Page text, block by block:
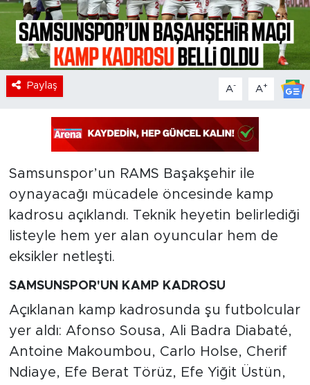
Paylaş A- A+
Samsunspor’un RAMS Başakşehir ile
oynayacağı mücadele öncesinde kamp
kadrosu açıklandı. Teknik heyetin belirlediği
listeyle hem yer alan oyuncular hem de
eksikler netleşti.
SAMSUNSPOR'UN KAMP KADROSU
Açıklanan kamp kadrosunda şu futbolcular
yer aldı: Afonso Sousa, Ali Badra Diabaté,
Antoine Makoumbou, Carlo Holse, Cherif
Ndiaye, Efe Berat Törüz, Efe Yiğit Üstün,